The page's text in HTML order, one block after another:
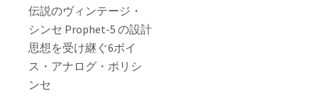
伝説のヴィンテージ・
シンセ Prophet-5 の設計
思想を受け継ぐ6ボイ
ス・アナログ・ポリシ
ンセ